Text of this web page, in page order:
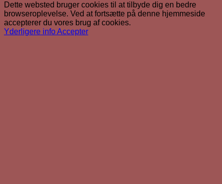
Dette websted bruger cookies til at tilbyde dig en bedre
browseroplevelse. Ved at fortsætte på denne hjemmeside
accepterer du vores brug af cookies.
Yderligere infoAccepter